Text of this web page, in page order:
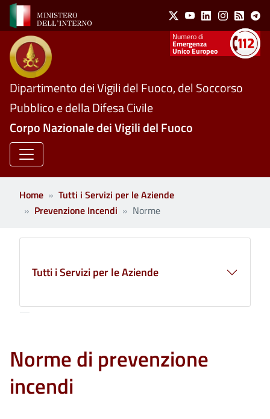
Salta al contenuto principale Social Menu
X YoutubeLinkedinInstagram
Feed
Numeri utili
Emergenza
Unico Europeo
Dipartimento dei Vigili del Fuoco, del Soccorso
Pubblico e della Difesa Civile
Corpo Nazionale dei Vigili del Fuoco
Home
Tutti i Servizi per le Aziende
Prevenzione Incendi
Norme
Norme di prevenzione
incendi
Tutti i Servizi per le Aziende